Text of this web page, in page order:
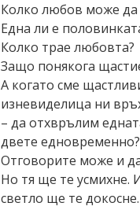
Колко любов може да
Една ли е
Колко трае любовта?
Защо понякога
А когато сме
изневиделица ни
– да отхврълим
двете едновременно?
Отговорите може и
Но тя ще те усмихне.
светло ще те докосне.